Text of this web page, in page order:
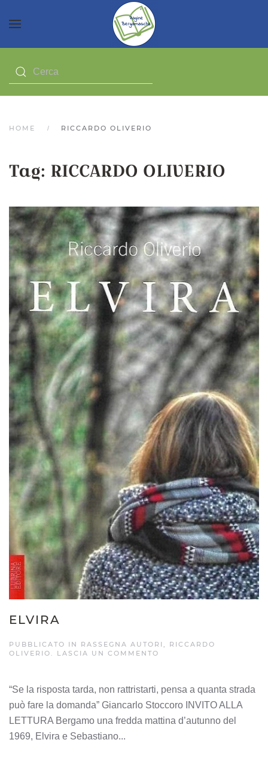
HOME RICCARDO OLIVERIO
Tag: RICCARDO OLIVERIO
ELVIRA
PUBBLICATO IN RASSEGNA AUTORI
RICCARDO
OLIVERIO
LASCIA UN COMMENTO
“Se la risposta tarda, non rattristarti, pensa a quanta strada
può fare la domanda” Giancarlo Stoccoro INVITO ALLA
LETTURA Bergamo una fredda mattina d’autunno del
1969, Elvira e Sebastiano...